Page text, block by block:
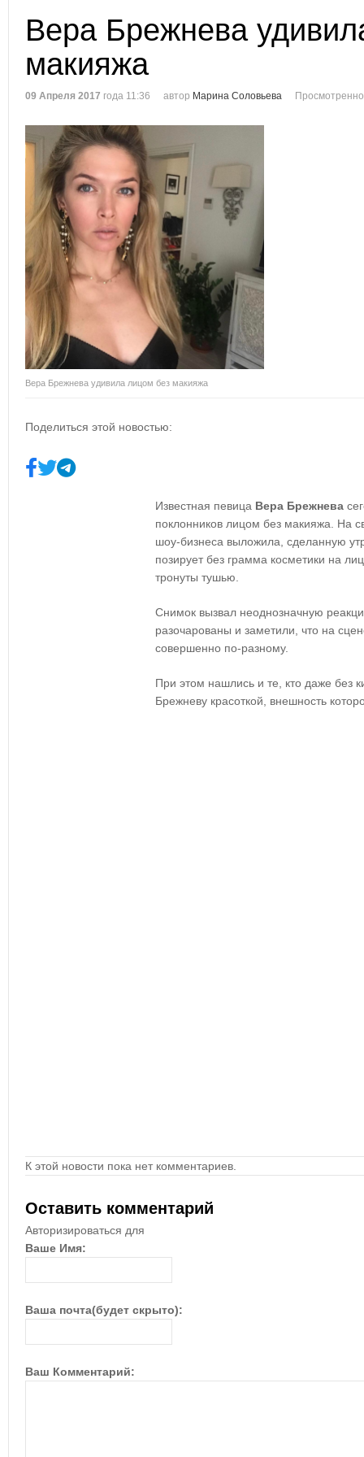
Вера Брежнева
макияжа
09 Апреля 2017 года 11:36 автор Марина Соловьева
Вера Брежнева удивила лицом без макияжа
Поделиться этой новостью:
Известная певица Вера Брежнева
поклонников лицом без макияжа. На
шоу-бизнеса выложила, сделанную
позирует без грамма косметики на
тронуты тушью.
Снимок вызвал неоднозначную
разочарованы и заметили, что на
совершенно по-разному.
При этом нашлись и те, кто даже без
Брежневу красоткой, внешность
К этой новости пока нет комментариев.
Оставить комментарий
Авторизироваться для
Ваше Имя:
Ваша почта(будет скрыто):
Ваш Комментарий: